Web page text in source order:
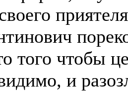
того чтобы
и